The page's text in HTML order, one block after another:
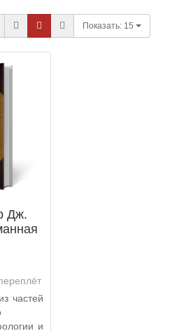
Показать: 15
Дж.
частей
и